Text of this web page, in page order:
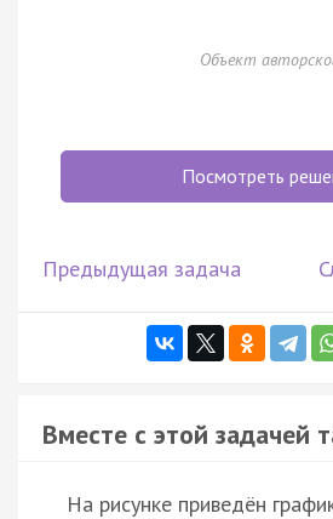
Объект
Посмотреть
Предыдущая задача
Вместе с этой задачей
На рисунке приведён